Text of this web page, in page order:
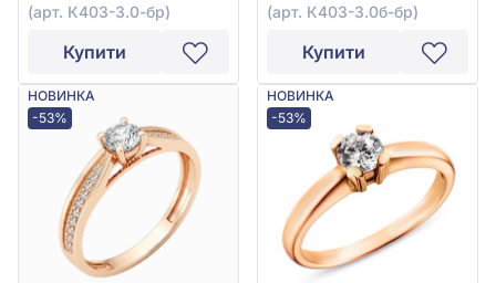
(арт. К403-3.0-бр)
Купити
(арт. К403-3.0б-бр)
Купити
НОВИНКА
-53%
НОВИНКА
-53%